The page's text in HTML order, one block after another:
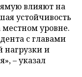
влияют на
устойчивость
уровне.
с главами
нагрузки и
– указал